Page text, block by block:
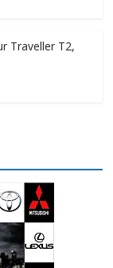
Traveller T2,